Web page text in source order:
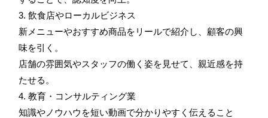
3. 飲食店やローカルビジネス
新メニューやおすすめ商品をリールで紹介し、顧客の興
味を引く。
店舗の雰囲気やスタッフの働く姿を見せて、親近感を持
たせる。
4. 教育・コンサルティング業
知識やノウハウを短い動画で分かりやすく伝えること